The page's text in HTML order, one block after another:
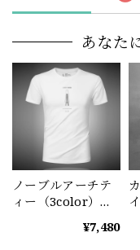
あなた
ノーブルアーチテ
ィー（3color）
¥7,480